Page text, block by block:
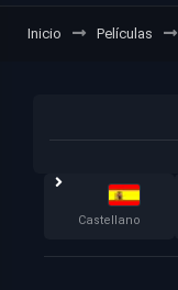
Inicio Películas
Castellano